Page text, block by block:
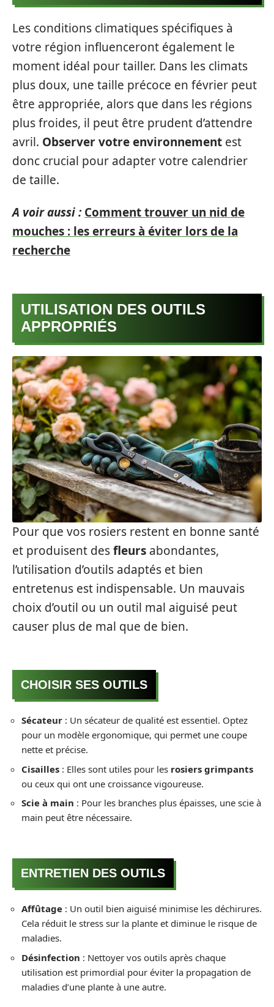
Les conditions climatiques spécifiques à
votre région influenceront également le
moment idéal pour tailler. Dans les climats
plus doux, une taille précoce en février peut
être appropriée, alors que dans les régions
plus froides, il peut être prudent d’attendre
avril. Observer votre environnement est
donc crucial pour adapter votre calendrier
de taille.
A voir aussi : Comment trouver un nid de
mouches : les erreurs à éviter lors de la
recherche
UTILISATION DES OUTILS
APPROPRIÉS
Pour que vos rosiers restent en bonne santé
et produisent desfleurs abondantes,
l’utilisation d’outils adaptés et bien
entretenus est indispensable. Un mauvais
choix d’outil ou un outil mal aiguisé peut
causer plus de mal que de bien.
CHOISIR SES OUTILS
Sécateur : Un sécateur de qualité est essentiel. Optez
pour un modèle ergonomique, qui permet une coupe
nette et précise.
Cisailles : Elles sont utiles pour les rosiers grimpants
ou ceux qui ont une croissance vigoureuse.
Scie à main : Pour les branches plus épaisses, une scie à
main peut être nécessaire.
ENTRETIEN DES OUTILS
Affûtage : Un outil bien aiguisé minimise les déchirures.
Cela réduit le stress sur la plante et diminue le risque de
maladies.
Désinfection : Nettoyer vos outils après chaque
utilisation est primordial pour éviter la propagation de
maladies d’une plante à une autre.